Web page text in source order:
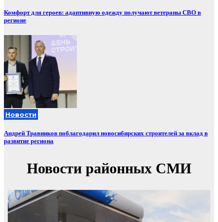
Комфорт для героев: адаптивную одежду получают ветераны СВО в
регионе
Новости
Андрей Травников поблагодарил новосибирских строителей за вклад в
развитие региона